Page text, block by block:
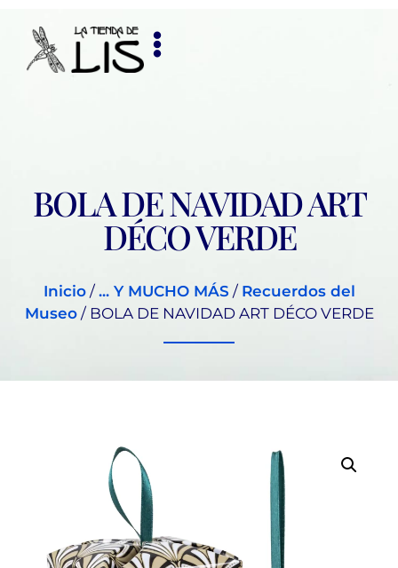
BOLA DE NAVIDAD ART
DÉCO VERDE
Inicio/ ... Y MUCHO MÁS / Recuerdos del
Museo/ BOLA DE NAVIDAD ART DÉCO VERDE